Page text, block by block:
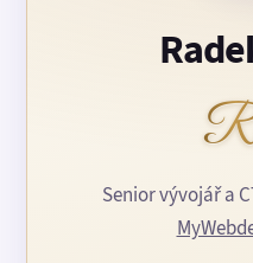
Senior vývojář a